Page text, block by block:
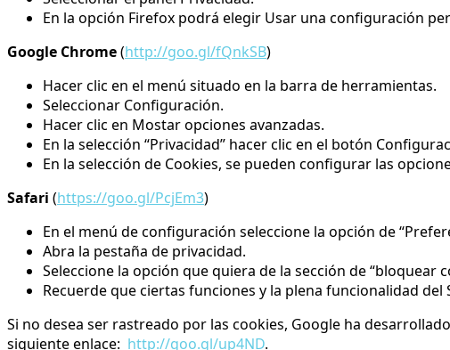
En la opción Firefox podrá elegir Usar una configuración
Google Chrome(http://goo.gl/fQnkSB)
Hacer clic en el menú situado en la barra de herramientas.
Seleccionar Configuración.
Hacer clic en Mostar opciones avanzadas.
En la selección “Privacidad” hacer clic en el botón
En la selección de Cookies, se pueden configurar las
Safari (https://goo.gl/PcjEm3)
En el menú de configuración seleccione la opción de
Abra la pestaña de privacidad.
Seleccione la opción que quiera de la sección de “bloquear
Recuerde que ciertas funciones y la plena funcionalidad
Si no desea ser rastreado por las cookies, Google ha
siguiente enlace: http://goo.gl/up4ND.